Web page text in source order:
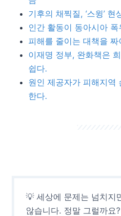
기후의 채찍질, ‘스윙’
인간 활동이 동아시아
피해를 줄이는 대책을 짜
이재명 정부, 완화책은
쉽다.
원인 제공자가 피해지역
한다.
💡 세상에 문제는 넘치지
않습니다. 정말 그럴까요